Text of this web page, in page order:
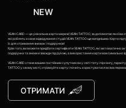
NEW
VEAN CARD — це унікальна карта мережі VEAN TATTOO, за допомогою якої
які роблять кожне відвідування студій VEAN TATTOO ще вигіднішим. Карта
їх для отримання знижок і подарунків!
Крім того, ви можете придбати сертифікати VEAN TATTOO, які автоматично
подарунки та знижки завжди під рукою, а використання карти максимально
VEAN CARD стане вашим постійним супутником у світі тату і пірсингу,
TATTOO у свому місті, отримуйте карту і почніть користуватися всіма
ОТРИМАТИ